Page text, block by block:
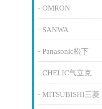
OMRON
SANWA
Panasonic松下
CHELIC气立克
MITSUBISHI三菱